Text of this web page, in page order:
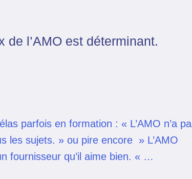
de l’AMO est déterminant.
parfois en formation : « L’AMO n’a
les sujets. » ou pire encore » L’AMO
fournisseur qu’il aime bien. « …